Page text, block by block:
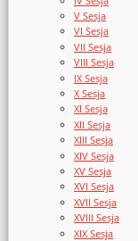
V Sesja
VI Sesja
VII Sesja
VIII Sesja
IX Sesja
X Sesja
XI Sesja
XII Sesja
XIII Sesja
XIV Sesja
XV Sesja
XVI Sesja
XVII Sesja
XVIII Sesja
XIX Sesja